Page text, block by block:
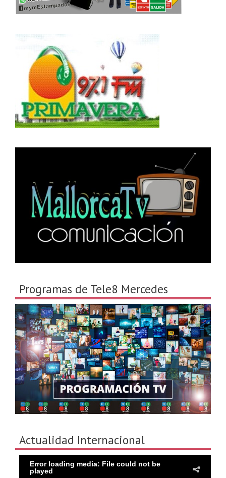
Programas de Tele8 Mercedes
Actualidad Internacional